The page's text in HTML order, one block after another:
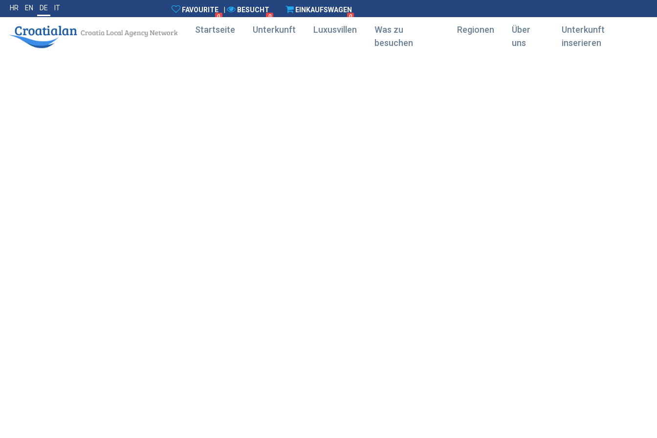
HR EN DE IT FAVOURITE
0
BESUCHT
0
EINKAUFSWAGEN
0
Startseite Unterkunft Luxusvillen
Was zu
besuchen
Regionen
Über
uns
Unterkunft
inserieren